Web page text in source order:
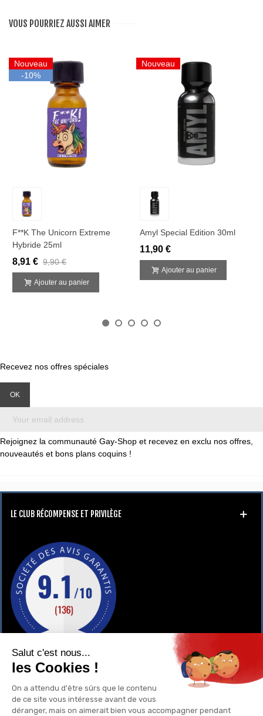
VOUS POURRIEZ AUSSI AIMER
Nouveau
-10%
F**k The Unicorn Extreme
Hybride 25ml
8,91 € 9,90 €
Ajouter au panier
Nouveau
Amyl Special Edition 30ml
11,90 €
Ajouter au panier
Recevez nos offres spéciales
Rejoignez la communauté Gay-Shop et recevez en exclu nos offres,
nouveautés et bons plans coquins !
LE CLUB RÉCOMPENSE ET PRIVILÈGE